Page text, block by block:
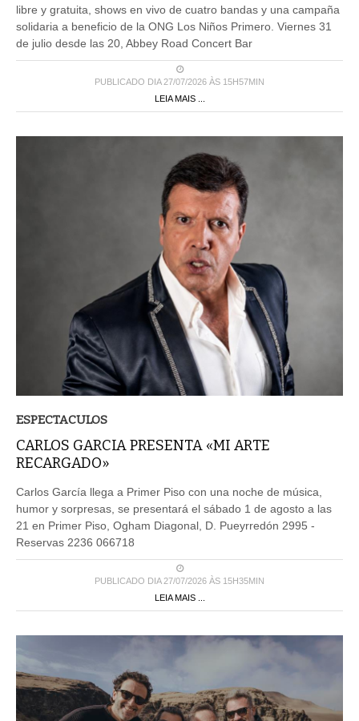
libre y gratuita, shows en vivo de cuatro bandas y una campaña
solidaria a beneficio de la ONG Los Niños Primero. Viernes 31
de julio desde las 20, Abbey Road Concert Bar
PUBLICADO DIA 27/07/2026 ÀS 15H57MIN
LEIA MAIS ...
ESPECTACULOS
CARLOS GARCIA PRESENTA «MI ARTE
RECARGADO»
Carlos García llega a Primer Piso con una noche de música,
humor y sorpresas, se presentará el sábado 1 de agosto a las
21 en Primer Piso, Ogham Diagonal, D. Pueyrredón 2995 -
Reservas 2236 066718
PUBLICADO DIA 27/07/2026 ÀS 15H35MIN
LEIA MAIS ...